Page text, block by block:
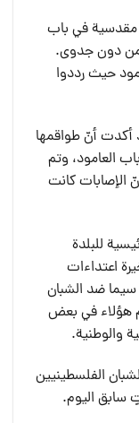
مقدسية في باب
من دون جدوى.
حيث رددوا
أكدت أنّ طواقمها
باب العامود، وتم
الإصابات كانت
للبلدة
اعتداءات
سيما ضد الشبان
هؤلاء في بعض
والوطنية.
الفلسطينيين
سابق اليوم.